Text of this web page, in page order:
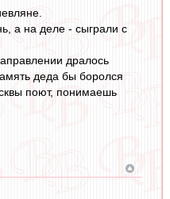
а на деле - сыграли с
дралось
деда бы боролся
поют, понимаешь